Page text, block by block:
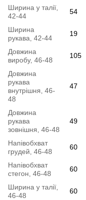
Ширина у талії,
42-44
54
Ширина
рукава, 42-44
19
Довжина
виробу, 46-48
105
Довжина
рукава
внутрішня, 46-
48
47
Довжина
рукава
зовнішня, 46-48
49
Напівобхват
грудей, 46-48
60
Напівобхват
стегон, 46-48
60
Ширина у талії,
46-48
60